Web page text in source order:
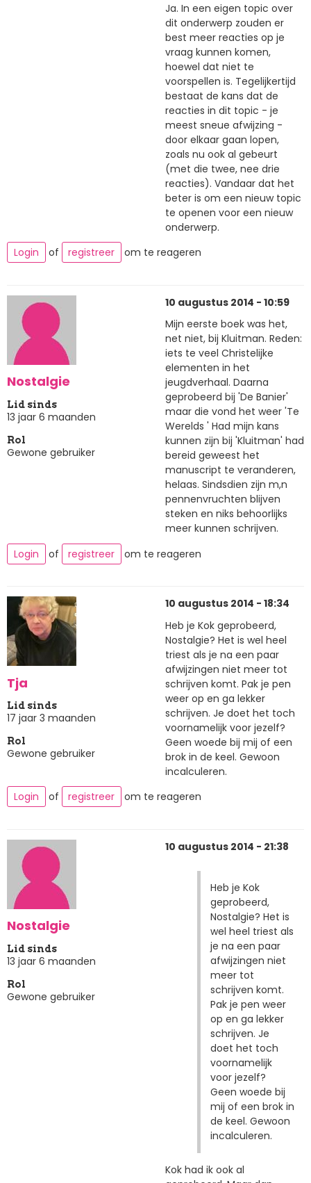
Ja. In een eigen topic over
dit onderwerp zouden er
best meer reacties op je
vraag kunnen komen,
hoewel dat niet te
voorspellen is. Tegelijkertijd
bestaat de kans dat de
reacties in dit topic - je
meest sneue afwijzing -
door elkaar gaan lopen,
zoals nu ook al gebeurt
(met die twee, nee drie
reacties). Vandaar dat het
beter is om een nieuw topic
te openen voor een nieuw
onderwerp.
Login
of registreer om te reageren
Nostalgie
Lid sinds
13 jaar 6 maanden
Rol
Gewone gebruiker
10 augustus 2014 - 10:59
Mijn eerste boek was het,
net niet, bij Kluitman. Reden:
iets te veel Christelijke
elementen in het
jeugdverhaal. Daarna
geprobeerd bij 'De Banier'
maar die vond het weer 'Te
Werelds ' Had mijn kans
kunnen zijn bij 'Kluitman' had
bereid geweest het
manuscript te veranderen,
helaas. Sindsdien zijn m,n
pennenvruchten blijven
steken en niks behoorlijks
meer kunnen schrijven.
Login
of registreer om te reageren
Tja
Lid sinds
17 jaar 3 maanden
Rol
Gewone gebruiker
10 augustus 2014 - 18:34
Heb je Kok geprobeerd,
Nostalgie? Het is wel heel
triest als je na een paar
afwijzingen niet meer tot
schrijven komt. Pak je pen
weer op en ga lekker
schrijven. Je doet het toch
voornamelijk voor jezelf?
Geen woede bij mij of een
brok in de keel. Gewoon
incalculeren.
Login
of registreer om te reageren
Nostalgie
Lid sinds
13 jaar 6 maanden
Rol
Gewone gebruiker
10 augustus 2014 - 21:38
Heb je Kok
geprobeerd,
Nostalgie? Het is
wel heel triest als
je na een paar
afwijzingen niet
meer tot
schrijven komt.
Pak je pen weer
op en ga lekker
schrijven. Je
doet het toch
voornamelijk
voor jezelf?
Geen woede bij
mij of een brok in
de keel. Gewoon
incalculeren.
Kok had ik ook al